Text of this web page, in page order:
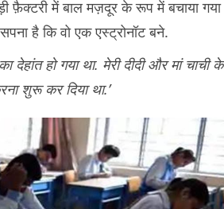
फ़ैक्टरी में बाल मज़दूर के रूप में बचाया गया
है कि वो एक एस्ट्रोनॉट बने.
देहांत हो गया था. मेरी दीदी और मां चाची के
शुरू कर दिया था.’